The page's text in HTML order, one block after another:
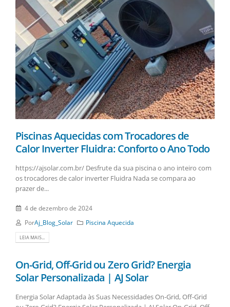
Piscinas Aquecidas com Trocadores de
Calor Inverter Fluidra: Conforto o Ano Todo
https://ajsolar.com.br/ Desfrute da sua piscina o ano inteiro com
os trocadores de calor inverter Fluidra Nada se compara ao
prazer de...
4 de dezembro de 2024
PorAj_Blog_Solar Piscina Aquecida
LEIA MAIS...
On-Grid, Off-Grid ou Zero Grid? Energia
Solar Personalizada | AJ Solar
Energia Solar Adaptada às Suas Necessidades On-Grid, Off-Grid